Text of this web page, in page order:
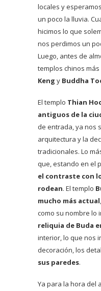
locales y
un poco la lluvia.
hicimos lo que
nos perdimos un
Luego, antes de
templos chinos
Keng y Buddha
El templo Thian
antiguos de la
de entrada, ya nos
arquitectura y la
tradicionales. Lo
que, estando en el
el contraste con
rodean. El templo
mucho más actual
como su nombre lo
reliquia de Buda
interior, lo que nos
decoración, los
sus paredes.
Ya para la hora del